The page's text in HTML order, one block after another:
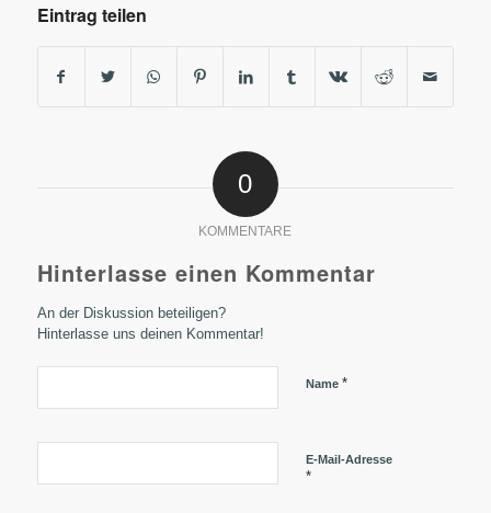
Eintrag teilen
0
KOMMENTARE
Hinterlasse einen Kommentar
An der Diskussion beteiligen?
Hinterlasse uns deinen Kommentar!
Name *
E-Mail-Adresse
*